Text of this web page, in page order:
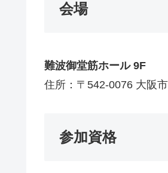
会場
難波御堂筋ホール 9F
住所：〒542-0076 大阪
参加資格